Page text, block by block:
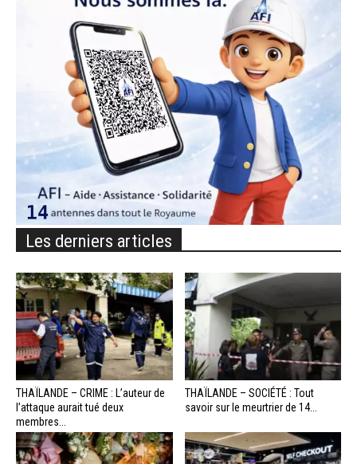
Les derniers articles
THAÏLANDE – CRIME : L’auteur de
l’attaque aurait tué deux
membres...
THAÏLANDE – SOCIÉTÉ : Tout
savoir sur le meurtrier de 14...